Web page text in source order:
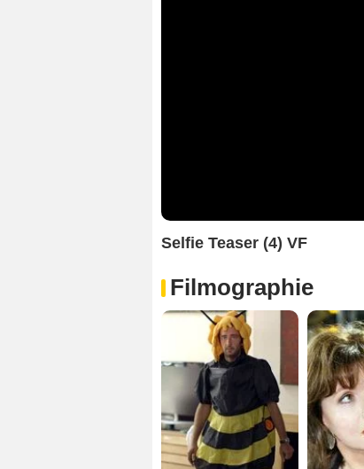
Selfie Teaser (4) VF
Filmographie